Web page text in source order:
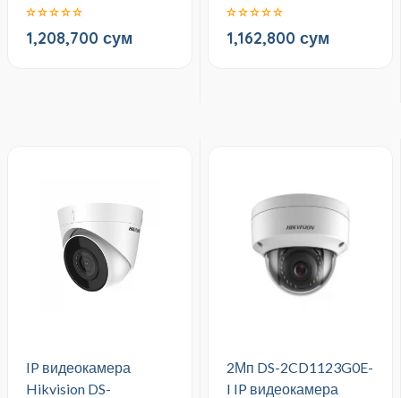
1,208,700 сум 1,162,800 сум
IP видеокамера
Hikvision DS-
2Мп DS-2CD1123G0E-
I IP видеокамера